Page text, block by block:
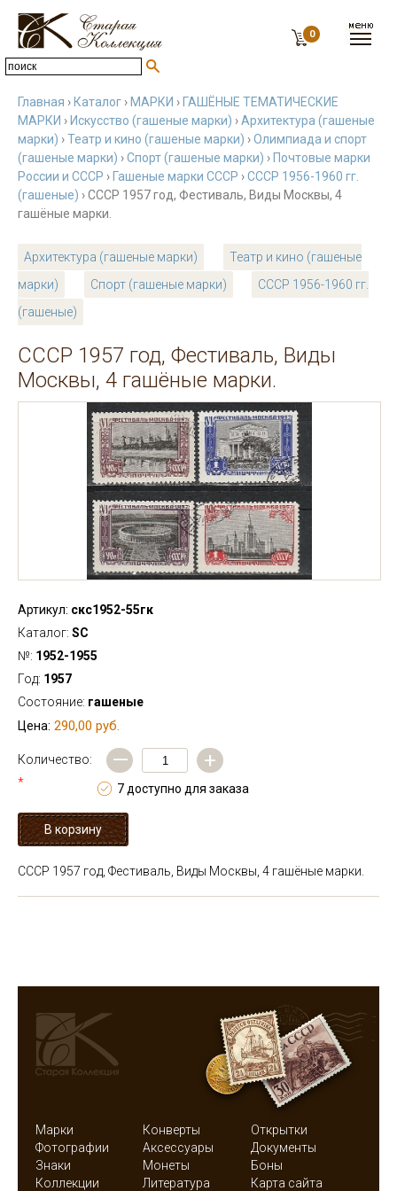
0
Главная › Каталог › МАРКИ › ГАШЁНЫЕ ТЕМАТИЧЕСКИЕ
МАРКИ › Искусство (гашеные марки) ›Архитектура (гашеные
марки) ›Театр и кино (гашеные марки) ›Олимпиада и спорт
(гашеные марки) ›Спорт (гашеные марки) › Почтовые марки
России и СССР › Гашеные марки СССР ›СССР 1956-1960 гг.
(гашеные) › СССР 1957 год, Фестиваль, Виды Москвы, 4
гашёные марки.
Архитектура (гашеные марки)
Театр и кино (гашеные
марки)
Спорт (гашеные марки)
СССР 1956-1960 гг.
(гашеные)
СССР 1957 год, Фестиваль, Виды
Москвы, 4 гашёные марки.
Артикул: скс1952-55гк
Каталог: SC
№: 1952-1955
Год: 1957
Состояние: гашеные
Цена: 290,00 руб.
Количество:
*
— +
7 доступно для заказа
СССР 1957 год, Фестиваль, Виды Москвы, 4 гашёные марки.
Марки Конверты
Открытки
Фотографии
Аксессуары
Документы
Знаки
Монеты
Боны
Коллекции
Литература Карта сайта